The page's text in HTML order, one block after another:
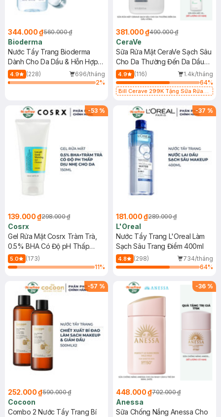
344.000 ₫560.000 ₫
Bioderma
Nước Tẩy Trang Bioderma
Dành Cho Da Dầu & Hỗn Hợp
500ml
4.9 (228)
696/tháng
2%
381.000 ₫490.000 ₫
CeraVe
Sữa Rửa Mặt CeraVe Sạch Sâu
Cho Da Thường Đến Da Dầu
473ml
4.9 (116)
1.4k/tháng
64%
Bill Cerave 299K Tặng Sữa Rửa
-53 %
139.000 ₫298.000 ₫
Cosrx
Gel Rửa Mặt Cosrx Tràm Trà,
0.5% BHA Có Độ pH Thấp
150ml
5.0
(173)
11%
-37 %
181.000 ₫289.000 ₫
L'Oreal
Nước Tẩy Trang L'Oreal Làm
Sạch Sâu Trang Điểm 400ml
4.8 (298)
734/tháng
64%
-57 %
252.000 ₫590.000 ₫
Cocoon
Combo 2 Nước Tẩy Trang Bí
-36 %
448.000 ₫702.000 ₫
Anessa
Sữa Chống Nắng Anessa Cho